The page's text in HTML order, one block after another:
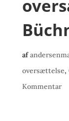
af
oversættelse,
Kommentar